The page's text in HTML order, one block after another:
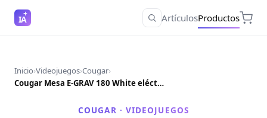
IA ArtículosProductos
Inicio›Videojuegos›Cougar›
Cougar Mesa E-GRAV 180 White eléctrica
COUGAR · VIDEOJUEGOS